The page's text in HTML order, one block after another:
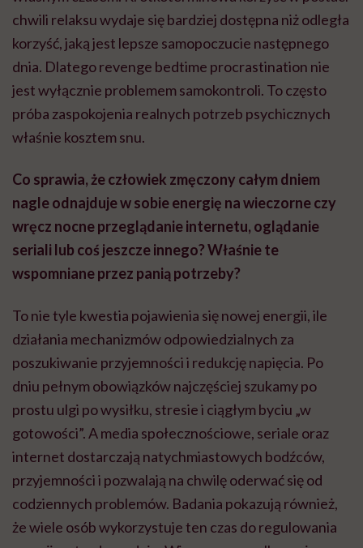
chwili relaksu wydaje się bardziej dostępna niż odległa
korzyść, jaką jest lepsze samopoczucie następnego
dnia. Dlatego revenge bedtime procrastination nie
jest wyłącznie problemem samokontroli. To często
próba zaspokojenia realnych potrzeb psychicznych
właśnie kosztem snu.
Co sprawia, że człowiek zmęczony całym dniem
nagle odnajduje w sobie energię na wieczorne czy
wręcz nocne przeglądanie internetu, oglądanie
seriali lub coś jeszcze innego? Właśnie te
wspomniane przez panią potrzeby?
To nie tyle kwestia pojawienia się nowej energii, ile
działania mechanizmów odpowiedzialnych za
poszukiwanie przyjemności i redukcję napięcia. Po
dniu pełnym obowiązków najczęściej szukamy po
prostu ulgi po wysiłku, stresie i ciągłym byciu „w
gotowości”. A media społecznościowe, seriale oraz
internet dostarczają natychmiastowych bodźców,
przyjemności i pozwalają na chwilę oderwać się od
codziennych problemów. Badania pokazują również,
że wiele osób wykorzystuje ten czas do regulowania